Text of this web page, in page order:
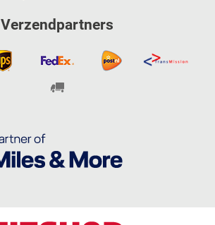
Verzendpartners